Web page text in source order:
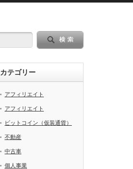
カテゴリー
アフィリエイト
アフィリエイト
ビットコイン（仮装通貨）
不動産
中古車
個人事業